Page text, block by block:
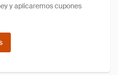
y aplicaremos cupones